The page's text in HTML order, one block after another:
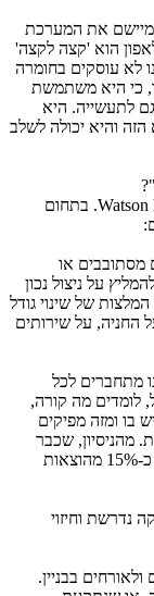
את המערכת
הוא 'קצה לקצה'
לא עוסקים בחומרה
כי היא משתמשת
לתעשייה. היא
והיא יכולה לשלב
"?
. בתחום
מסתובבים או
על ניצול נכון
של שינוי גודל
החניה, על שירותים
מתחברים לכל
לומדים מה קורה,
בו ומזה מפיקים
מהניסיון, שכבר
צברנו במערכת החדשה הזו עולה, שניתן לחסוך עד כ-15% מהוצאות
נדרשת וחיזוי
בבניין.